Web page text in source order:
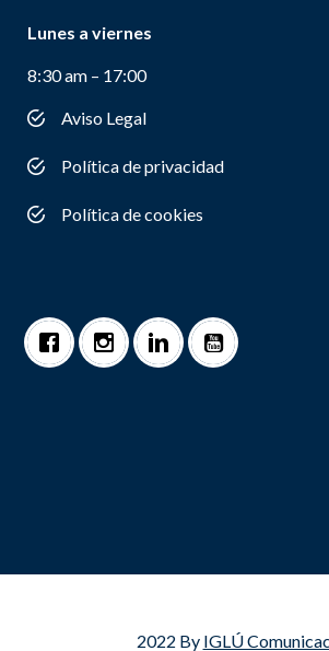
Lunes a viernes
8:30 am – 17:00
Aviso Legal
Política de privacidad
Política de cookies
2022 By IGLÚ